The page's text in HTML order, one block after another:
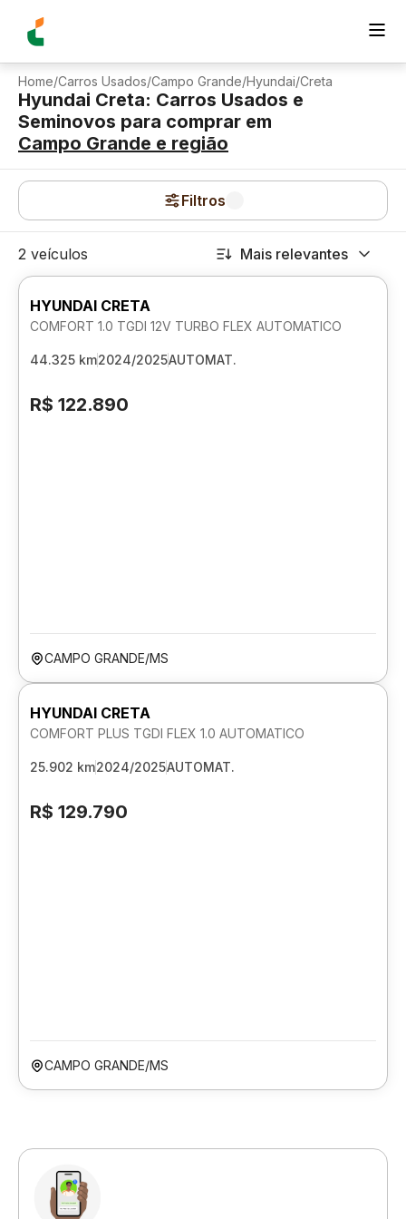
Home/Carros Usados/Campo Grande/Hyundai/Creta
Hyundai Creta: Carros Usados e
Seminovos para comprar em
Campo Grande e região
Filtros
2 veículos Mais relevantes
HYUNDAI CRETA
COMFORT 1.0 TGDI 12V TURBO FLEX AUTOMATICO
44.325 km2024/2025AUTOMAT.
R$ 122.890
CAMPO GRANDE/MS
HYUNDAI CRETA
COMFORT PLUS TGDI FLEX 1.0 AUTOMATICO
25.902 km2024/2025AUTOMAT.
R$ 129.790
CAMPO GRANDE/MS